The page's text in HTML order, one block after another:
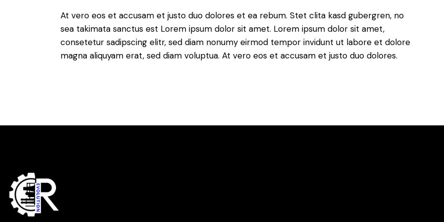
At vero eos et accusam et justo duo dolores et ea rebum. Stet clita kasd gubergren, no
sea takimata sanctus est Lorem ipsum dolor sit amet. Lorem ipsum dolor sit amet,
consetetur sadipscing elitr, sed diam nonumy eirmod tempor invidunt ut labore et dolore
magna aliquyam erat, sed diam voluptua. At vero eos et accusam et justo duo dolores.